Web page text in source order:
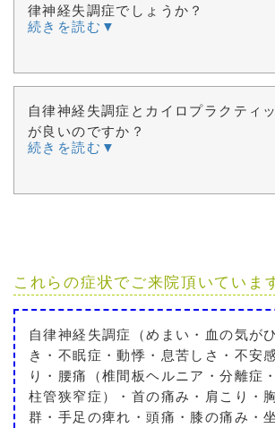
律神経失調症でしょうか？
続きを読む▼
自律神経失調症とカイロプラクティ
が良いのですか？
続きを読む▼
これらの症状でご来院頂いていま
自律神経失調症（めまい・血の気が
き・不眠症・動悸・息苦しさ・不安
り・腰痛（椎間板ヘルニア・分離症
柱管狭窄症）・首の痛み・肩こり・
群・手足の痺れ・頭痛・膝の痛み・